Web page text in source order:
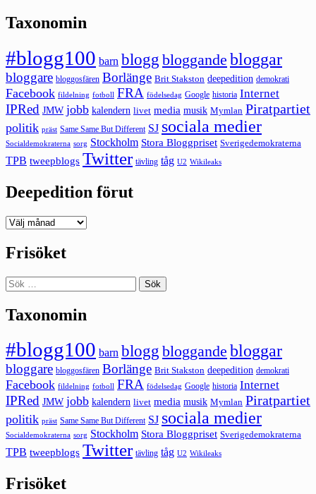
Taxonomin
#blogg100 barn blogg bloggande bloggar
bloggare bloggosfären Borlänge Brit Stakston deepedition demokrati
Facebook fildelning fotboll FRA födelsedag Google historia Internet
IPRed JMW jobb kalendern livet media musik Mymlan Piratpartiet
politik präst Same Same But Different SJ sociala medier
Socialdemokraterna sorg Stockholm Stora Bloggpriset Sverigedemokraterna
TPB tweepblogs Twitter tävling tåg U2 Wikileaks
Deepedition förut
Deepedition
Frisöket
Sök
efter:
Taxonomin
#blogg100 barn blogg bloggande bloggar
bloggare bloggosfären Borlänge Brit Stakston deepedition demokrati
Facebook fildelning fotboll FRA födelsedag Google historia Internet
IPRed JMW jobb kalendern livet media musik Mymlan Piratpartiet
politik präst Same Same But Different SJ sociala medier
Socialdemokraterna sorg Stockholm Stora Bloggpriset Sverigedemokraterna
TPB tweepblogs Twitter tävling tåg U2 Wikileaks
Frisöket